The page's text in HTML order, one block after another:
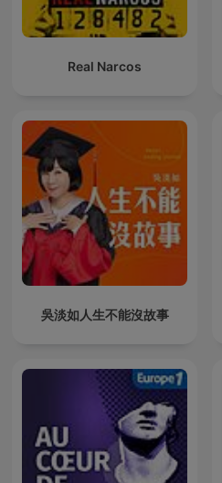
Real Narcos
吳淡如人生不能沒故事